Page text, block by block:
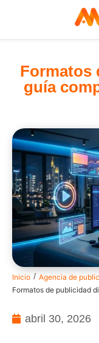
Formatos
guía
Inicio / Agencia de
Formatos de publicidad
abril 30, 2026